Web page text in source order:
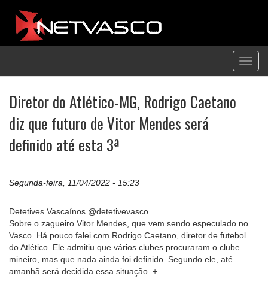
Diretor do Atlético-MG, Rodrigo Caetano
diz que futuro de Vitor Mendes será
definido até esta 3ª
Segunda-feira, 11/04/2022 - 15:23
Detetives Vascaínos @detetivevasco
Sobre o zagueiro Vitor Mendes, que vem sendo especulado no
Vasco. Há pouco falei com Rodrigo Caetano, diretor de futebol
do Atlético. Ele admitiu que vários clubes procuraram o clube
mineiro, mas que nada ainda foi definido. Segundo ele, até
amanhã será decidida essa situação. +